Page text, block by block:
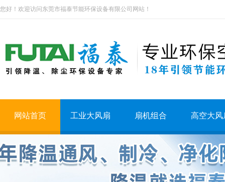
您好！欢迎访问东莞市福泰节能环保设备有限公司网站！
网站首页 工业大风扇 扇机组合 高空大风